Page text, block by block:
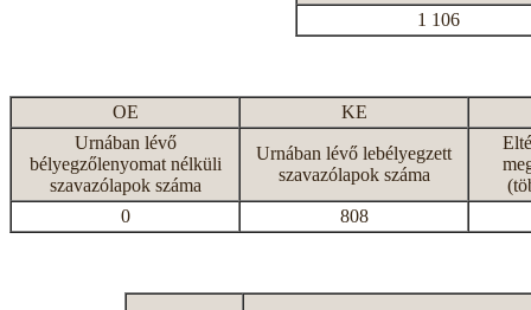
1 106
OE
KE
Urnában lévő
bélyegzőlenyomat nélküli
szavazólapok száma
Urnában lévő lebélyegzett
szavazólapok száma
0
808